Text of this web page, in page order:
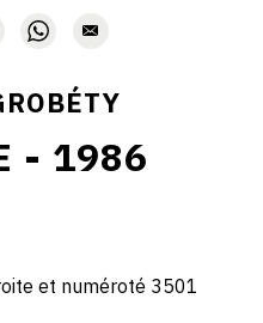
- 1986
et numéroté 3501